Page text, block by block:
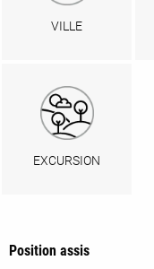
VILLE
EXCURSION
Position assis